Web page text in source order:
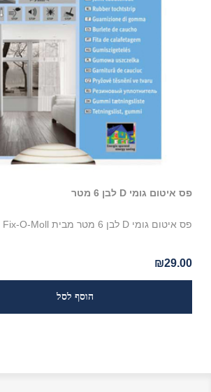
פס איטום גומי D לבן 6 מטר
פס איטום גומי D לבן 6 מטר מבית Fix-O-Moll
₪29.00